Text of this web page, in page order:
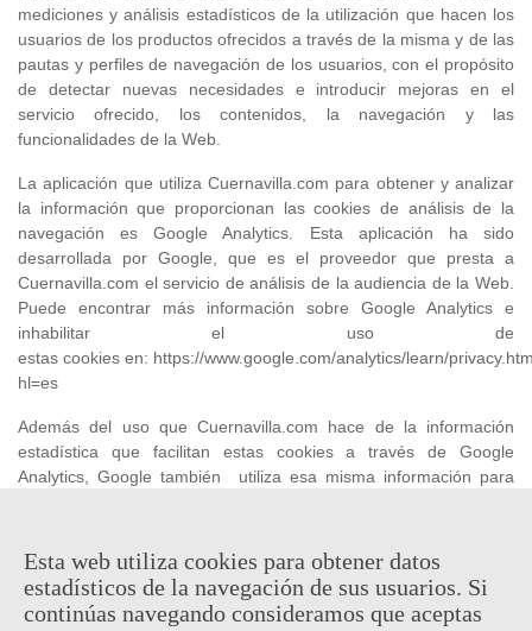
mediciones y análisis estadísticos de la utilización que hacen los
usuarios de los productos ofrecidos a través de la misma y de las
pautas y perfiles de navegación de los usuarios, con el propósito
de detectar nuevas necesidades e introducir mejoras en el
servicio ofrecido, los contenidos, la navegación y las
funcionalidades de la Web.
La aplicación que utiliza Cuernavilla.com para obtener y analizar
la información que proporcionan las cookies de análisis de la
navegación es Google Analytics. Esta aplicación ha sido
desarrollada por Google, que es el proveedor que presta a
Cuernavilla.com el servicio de análisis de la audiencia de la Web.
Puede encontrar más información sobre Google Analytics e
inhabilitar el uso de
estas cookies en: https://www.google.com/analytics/learn/
hl=es
Además del uso que Cuernavilla.com hace de la información
estadística que facilitan estas cookies a través de Google
Analytics, Google también utiliza esa misma información para
las cuales Google utiliza dicha información haciendo clic en el
enlace del párrafo anterior. Cuernavilla.com declina cualquier tipo
de responsabilidad por el uso que Google haga de esta
información.
Esta web utiliza cookies para obtener datos
estadísticos de la navegación de sus usuarios. Si
continúas navegando consideramos que aceptas